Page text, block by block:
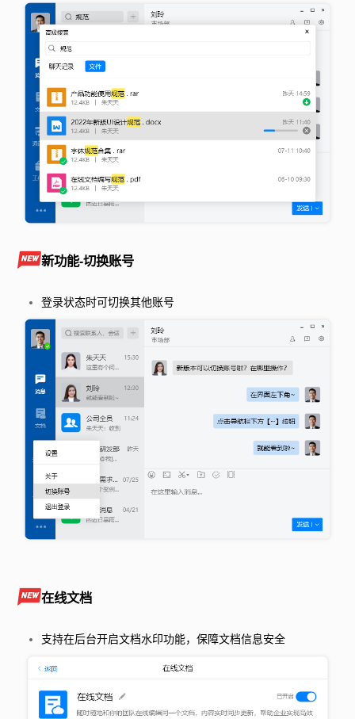
新功能-切换账号
登录状态时可切换其他账号
在线文档
支持在后台开启文档水印功能，保障文档信息安全